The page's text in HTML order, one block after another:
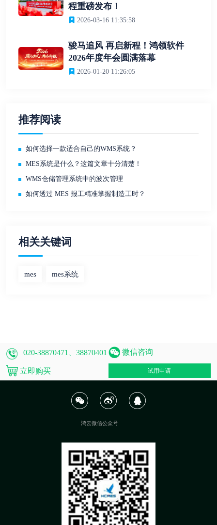
程重磅发布！
2026-03-16 11:35:58
骏马追风 再启新程！鸿领软件
2026年度年会圆满落幕
2026-01-20 11:26:05
推荐阅读
如何选择一款适合自己的WMS系统？
MES系统是什么？这篇文章十分清楚！
WMS仓储管理系统中的波次管理
如何透过 MES 报工精准掌握制造工时？
相关关键词
mes mes系统
020-38870471、38870401 微信咨询
立即购买 试用申请
鸿云微信公众号